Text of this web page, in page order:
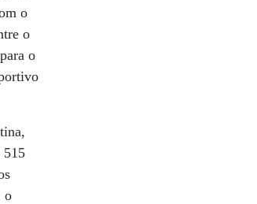
o
o
o
515
o